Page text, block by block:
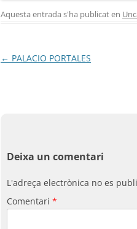
Aquesta entrada s'ha publicat en
Navegació
← PALACIO PORTALES
Deixa un comentari
L'adreça electrònica no es
Comentari *